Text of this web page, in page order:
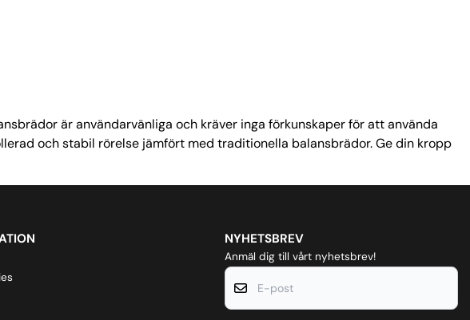
är användarvänliga och kräver inga förkunskaper för att använda
och stabil rörelse jämfört med traditionella balansbrädor. Ge din kropp
NYHETSBREV
Anmäl dig till vårt nyhetsbrev!
E-post